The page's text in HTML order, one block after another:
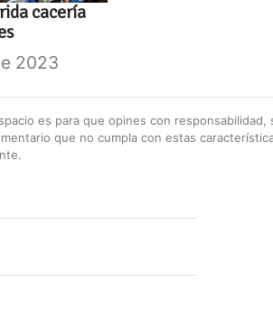
cacería
2023
es para que opines con
que no cumpla con estas